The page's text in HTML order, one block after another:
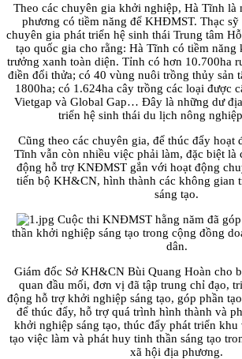
Theo các chuyên gia khởi nghiệp, Hà Tĩnh là
phương có tiềm năng để KHĐMST. Thạc
chuyên gia phát triển hệ sinh thái Trung tâm
tạo quốc gia cho rằng: Hà Tĩnh có tiềm năng
trưởng xanh toàn diện. Tỉnh có hơn 10.700ha
điền đổi thửa; có 40 vùng nuôi trồng thủy sản
1800ha; có 1.624ha cây trồng các loại được
Vietgap và Global Gap… Đây là những dư
triển hệ sinh thái du lịch nông
Cũng theo các chuyên gia, để thúc đẩy hoạt
Tĩnh vẫn còn nhiều việc phải làm, đặc biệt là
động hỗ trợ KNĐMST gắn với hoạt động
tiến bộ KH&CN, hình thành các không gian
sáng tạo.
Cuộc thi KNĐMST hằng năm đã
thần khởi nghiệp sáng tạo trong cộng đồng
dân.
Giám đốc Sở KH&CN Bùi Quang Hoàn cho
quan đầu mối, đơn vị đã tập trung chỉ đạo,
động hỗ trợ khởi nghiệp sáng tạo, góp phần
để thúc đẩy, hỗ trợ quá trình hình thành và
khởi nghiệp sáng tạo, thúc đẩy phát triển
tạo việc làm và phát huy tinh thần sáng tạo
xã hội địa phương.